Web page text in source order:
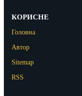
КОРИСНЕ
Головна
Автор
Sitemap
RSS